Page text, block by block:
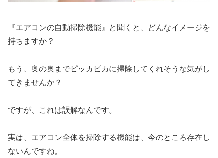
『エアコンの自動掃除機能』と聞くと、どんなイメージを
持ちますか？
もう、奥の奥までピッカピカに掃除してくれそうな気がし
てきませんか？
ですが、これは誤解なんです。
実は、エアコン全体を掃除する機能は、今のところ存在し
ないんですね。